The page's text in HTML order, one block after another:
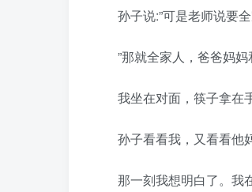
孙子说:”可是老师说要全
”那就全家人，爸爸妈妈
我坐在对面，筷子拿在手
孙子看看我，又看看他妈
那一刻我想明白了。我在